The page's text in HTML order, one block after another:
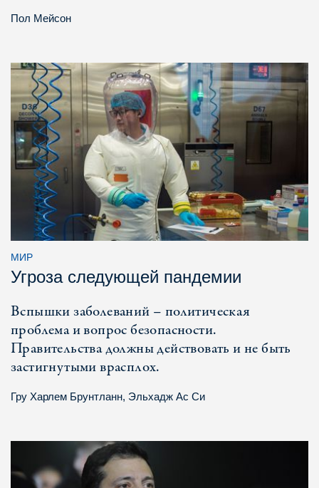
Пол Мейсон
МИР
Угроза следующей пандемии
Вспышки заболеваний – политическая
проблема и вопрос безопасности.
Правительства должны действовать и не быть
застигнутыми врасплох.
Гру Харлем Брунтланн, Эльхадж Ас Си